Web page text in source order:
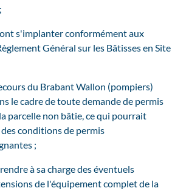
s'implanter conformément aux
Général sur les Bâtisses en Site
du Brabant Wallon (pompiers)
le cadre de toute demande de permis
parcelle non bâtie, ce qui pourrait
conditions de permis
;
à sa charge des éventuels
de l'équipement complet de la